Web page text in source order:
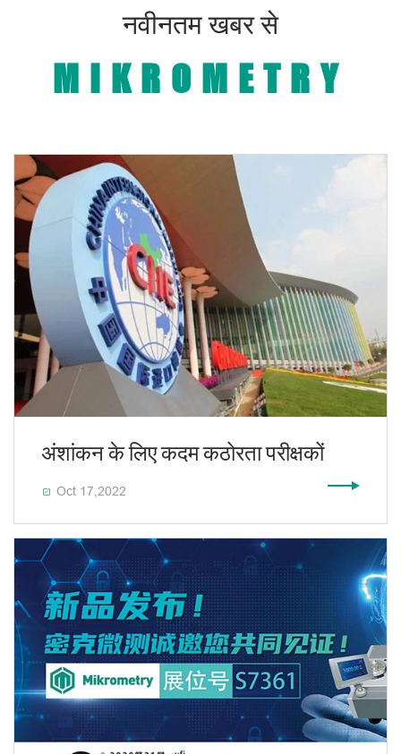
नवीनतम खबर से
MIKROMETRY
अंशांकन के लिए कदम कठोरता परीक्षकों
 Oct 17,2022